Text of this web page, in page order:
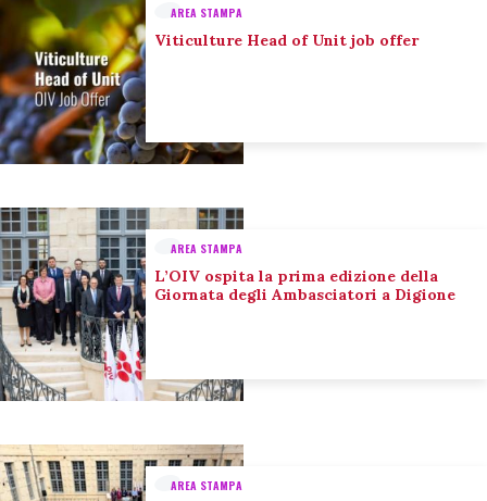
AREA STAMPA
Viticulture Head of Unit job offer
AREA STAMPA
L’OIV ospita la prima edizione della
Giornata degli Ambasciatori a Digione
AREA STAMPA